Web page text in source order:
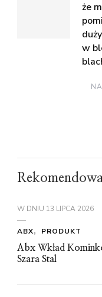
że
w
W DNIU 13 LIPCA 2026
ABX
PRODUKT
Abx Wkład
Szara Stal